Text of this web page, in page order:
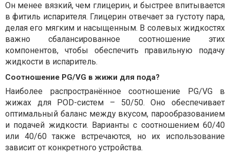
Он менее вязкий, чем глицерин, и быстрее впитывается
в фитиль испарителя. Глицерин отвечает за густоту пара,
делая его мягким и насыщенным. В солевых жидкостях
важно сбалансированное соотношение этих
компонентов, чтобы обеспечить правильную подачу
жидкости в испаритель.
Соотношение PG/VG в жижи для пода?
Наиболее распространённое соотношение PG/VG в
жижах для POD-систем – 50/50. Оно обеспечивает
оптимальный баланс между вкусом, парообразованием
и подачей жидкости. Варианты с соотношением 60/40
или 40/60 также встречаются, но их использование
зависит от конкретного устройства.